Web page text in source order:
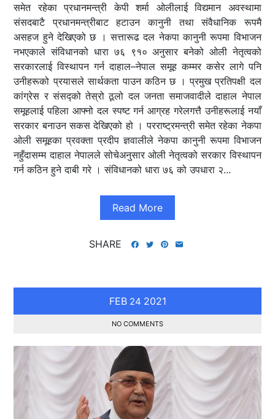
समेत रहेका प्रधानमन्त्री केपी शर्मा ओलीलाई विद्यमान अवस्थामा
संसदबाटै प्रधानमन्त्रीबाट हटाउन कानुनी तथा संवैधानिक रूपमै
असहज हुने देखिएको छ । सत्तारूढ दल नेकपा कानुनी रूपमा विभाजन
नभएकाले संविधानको धारा ७६ ९१० अनुसार बनेको ओली नेतृत्वको
सरकारलाई विस्थापन गर्न दाहाल–नेपाल समूह कम्मर कसेर लागे पनि
उनीहरूको प्रयासले सार्थकता पाउन कठिन छ । प्रमुख प्रतिपक्षी दल
कांग्रेस र संसद्को तेस्रो ठूलो दल जनता समाजवादीले दाहाल नेपाल
समूहलाई पहिला आफ्नो दल स्पष्ट गर्न आग्रह गरेलगत्तै उनीहरूलाई नयाँ
सरकार बनाउन सकस देखिएको हो । परराष्ट्रमन्त्री समेत रहेका नेकपा
ओली समूहका प्रवक्ता प्रदीप ज्ञवालीले नेकपा कानुनी रूपमा विभाजन
नहुँदासम्म दाहाल नेपालले सोचेअनुसार ओली नेतृत्वको सरकार विस्थापन
गर्न कठिन हुने दाबी गरे । संविधानको धारा ७६ को उपधारा २...
Read More
SHARE
FEB 24 2021
NO COMMENTS